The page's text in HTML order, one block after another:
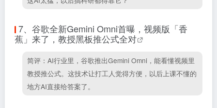
7、 谷歌全新Gemini Omni首曝，视频版「香
蕉」来了，教授黑板推公式全对
简评：AI行业里，谷歌推出Gemini Omni，能看懂视频里
教授推公式。这技术让打工人觉得方便，以后上课不懂的
地方AI直接给答案了。